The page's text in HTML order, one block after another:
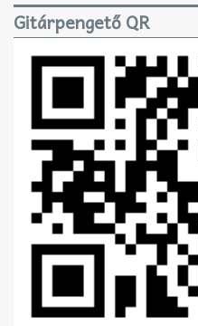
Gitárpengető QR